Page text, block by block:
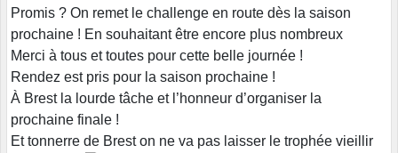
Promis ? On remet le challenge en route dès la saison
prochaine ! En souhaitant être encore plus nombreux
Merci à tous et toutes pour cette belle journée !
Rendez est pris pour la saison prochaine !
À Brest la lourde tâche et l’honneur d’organiser la
prochaine finale !
Et tonnerre de Brest on ne va pas laisser le trophée vieillir